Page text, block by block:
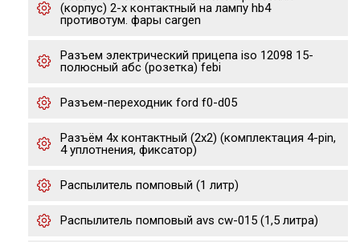
(корпус) 2-х контактный на лампу hb4
противотум. фары cargen
Разъем электрический прицепа iso 12098 15-
полюсный абс (розетка) febi
Разъем-переходник ford f0-d05
Разъём 4х контактный (2х2) (комплектация 4-pin,
4 уплотнения, фиксатор)
Распылитель помповый (1 литр)
Распылитель помповый avs cw-015 (1,5 литра)